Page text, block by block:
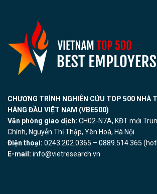
CHƯƠNG TRÌNH NGHIÊN CỨU TOP 500 NHÀ
HÀNG ĐẦU VIỆT NAM (VBE500)
Văn phòng giao dịch: CH02-N7A, KĐT mới
Chính, Nguyễn Thị Thập, Yên Hoà, Hà Nội
Điện thoại: 0243.202.0365 – 0889.514.365
E-mail: info@vietresearch.vn